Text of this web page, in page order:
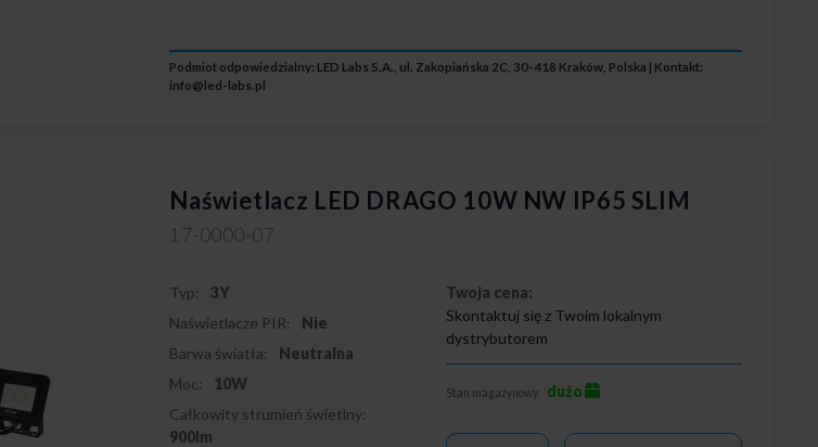
Podmiot odpowiedzialny: LED Labs S.A., ul. Zakopiańska 2C, 30-418 Kraków, Polska | Kontakt:
info@led-labs.pl
Naświetlacz LED DRAGO 10W NW IP65 SLIM
17-0000-07
Typ:
3Y
Naświetlacze PIR:
Nie
Barwa światła:
Neutralna
Moc:
10W
Całkowity strumień świetlny:
900lm
Twoja cena:
Skontaktuj się z Twoim lokalnym
dystrybutorem
Stan magazynowy: dużo